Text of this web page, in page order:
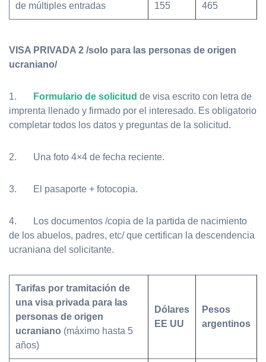
de múltiples entradas 155 465
VISA PRIVADA 2 /solo para las personas de origen
ucraniano/
1. Formulario de solicitud de visa escrito con letra de
imprenta llenado y firmado por el interesado. Es obligatorio
completar todos los datos y preguntas de la solicitud.
2. Una foto 4×4 de fecha reciente.
3. El pasaporte + fotocopia.
4. Los documentos /copia de la partida de nacimiento
de los abuelos, padres, etc/ que certifican la descendencia
ucraniana del solicitante.
Tarifas por tramitación de
una visa privada para las
personas de origen
ucraniano (máximo hasta 5
años)
Dólares
EE UU
Pesos
argentinos